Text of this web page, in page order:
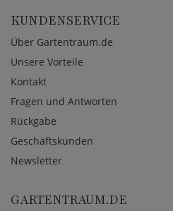
KUNDENSERVICE
Über Gartentraum.de
Unsere Vorteile
Kontakt
Fragen und Antworten
Rückgabe
Geschäftskunden
Newsletter
GARTENTRAUM.DE